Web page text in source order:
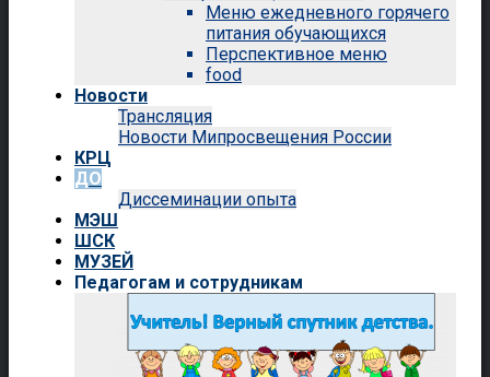
Меню ежедневного горячего
питания обучающихся
Перспективное меню
food
Новости
Трансляция
Новости Мипросвещения России
КРЦ
ДО
Диссеминации опыта
МЭШ
ШСК
МУЗЕЙ
Педагогам и сотрудникам